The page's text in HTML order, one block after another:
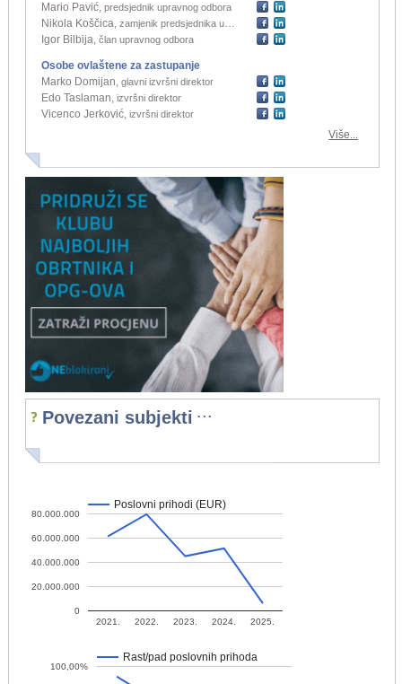
Mario Pavić, predsjednik upravnog odbora
Nikola Koščica, zamjenik predsjednika upravnog odbora
Igor Bilbija, član upravnog odbora
Osobe ovlaštene za zastupanje
Marko Domijan, glavni izvršni direktor
Edo Taslaman, izvršni direktor
Vicenco Jerković, izvršni direktor
Više...
Povezani subjekti ...
Poslovni prihodi (EUR)
2021. 2022. 2023. 2024. 2025.
0
20.000.000
40.000.000
60.000.000
80.000.000
Rast/pad poslovnih prihoda
100,00%